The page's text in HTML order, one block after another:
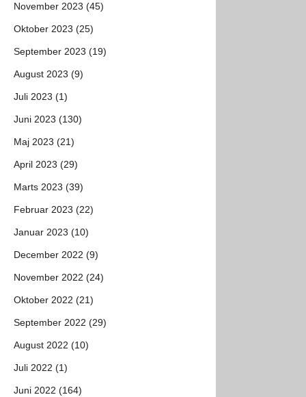
November 2023 (45)
Oktober 2023 (25)
September 2023 (19)
August 2023 (9)
Juli 2023 (1)
Juni 2023 (130)
Maj 2023 (21)
April 2023 (29)
Marts 2023 (39)
Februar 2023 (22)
Januar 2023 (10)
December 2022 (9)
November 2022 (24)
Oktober 2022 (21)
September 2022 (29)
August 2022 (10)
Juli 2022 (1)
Juni 2022 (164)